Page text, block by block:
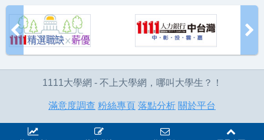
1111大學網 - 不上大學網，哪叫大學生？！
滿意度調查 粉絲專頁 落點分析 關於平台
全球華人股份有限公司版權所有 © 1111 Job Bank All Rights